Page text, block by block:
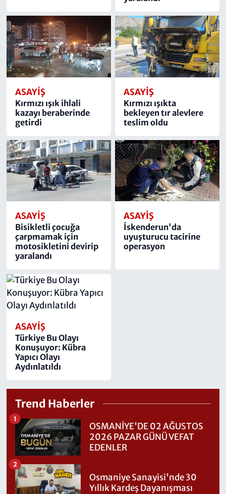
ASAYIŞ
Kırmızı ışık ihlali
kazayı beraberinde
getirdi
ASAYIŞ
Kırmızı ışıkta
bekleyen tır alevlere
teslim oldu
ASAYIŞ
Bisikletli çocuğa
çarpmamak için
motosikletini devirip
yaralandı
ASAYIŞ
İskenderun'da
uyuşturucu tacirine
operasyon
ASAYIŞ
Türkiye Bu Olayı
Konuşuyor: Kübra
Yapıcı Olayı
Aydınlatıldı
Trend Haberler
OSMANİYE'DE 02 AĞUSTOS
2026 PAZAR GÜNÜ VEFAT
EDENLER
1
Osmaniye Sanayisi'nde 30
Yıllık Kardeş Dayanışması
2